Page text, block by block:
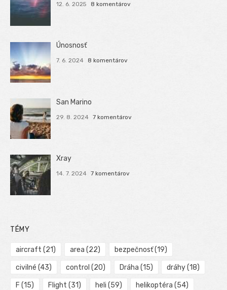
12. 6. 2025 8 komentárov
Únosnosť
7. 6. 2024 8 komentárov
San Marino
29. 8. 2024 7 komentárov
Xray
14. 7. 2024 7 komentárov
TÉMY
aircraft (21) area (22) bezpečnosť(19)
civilné (43) control (20) Dráha (15) dráhy(18)
F (15) Flight (31) heli (59) helikoptéra (54)